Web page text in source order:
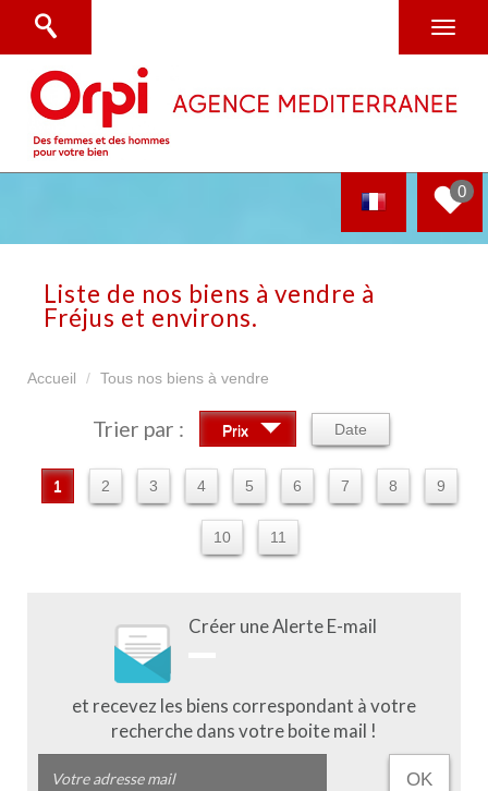
0
Liste de nos biens à vendre à
Fréjus et environs.
Accueil Tous nos biens à vendre
Trier par : Prix Date
1 2 3 4 5 6 7 8 9
10 11
Créer une Alerte E-mail
et recevez les biens correspondant à votre
recherche dans votre boite mail !
OK